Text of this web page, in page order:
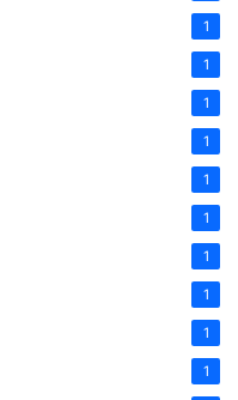
1
1
1
1
1
1
1
1
1
1